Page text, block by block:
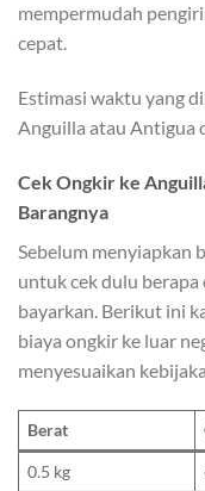
mempermudah
cepat.
Estimasi waktu yang
Anguilla atau Antigua
Cek Ongkir ke
Barangnya
Sebelum menyiapkan
untuk cek dulu
bayarkan. Berikut ini
biaya ongkir ke luar
menyesuaikan
Berat
0.5 kg